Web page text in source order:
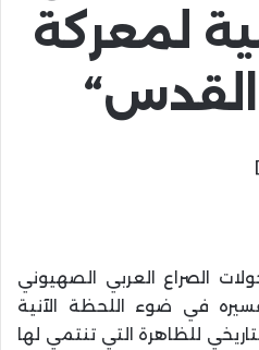
لمعركة
الصراع العربي الصهيوني
في ضوء اللحظة الآنية
للظاهرة التي تنتمي لها